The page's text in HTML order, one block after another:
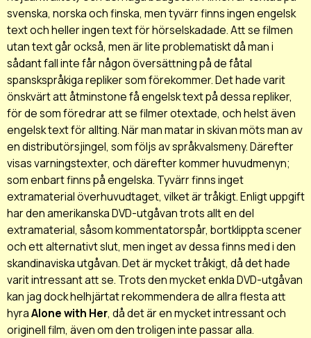
svenska, norska och finska, men tyvärr finns ingen engelsk
text och heller ingen text för hörselskadade. Att se filmen
utan text går också, men är lite problematiskt då man i
sådant fall inte får någon översättning på de fåtal
spanskspråkiga repliker som förekommer. Det hade varit
önskvärt att åtminstone få engelsk text på dessa repliker,
för de som föredrar att se filmer otextade, och helst även
engelsk text för allting. När man matar in skivan möts man av
en distributörsjingel, som följs av språkvalsmeny. Därefter
visas varningstexter, och därefter kommer huvudmenyn;
som enbart finns på engelska. Tyvärr finns inget
extramaterial överhuvudtaget, vilket är tråkigt. Enligt uppgift
har den amerikanska DVD-utgåvan trots allt en del
extramaterial, såsom kommentatorspår, bortklippta scener
och ett alternativt slut, men inget av dessa finns med i den
skandinaviska utgåvan. Det är mycket tråkigt, då det hade
varit intressant att se. Trots den mycket enkla DVD-utgåvan
kan jag dock helhjärtat rekommendera de allra flesta att
hyraAlone with Her, då det är en mycket intressant och
originell film, även om den troligen inte passar alla.